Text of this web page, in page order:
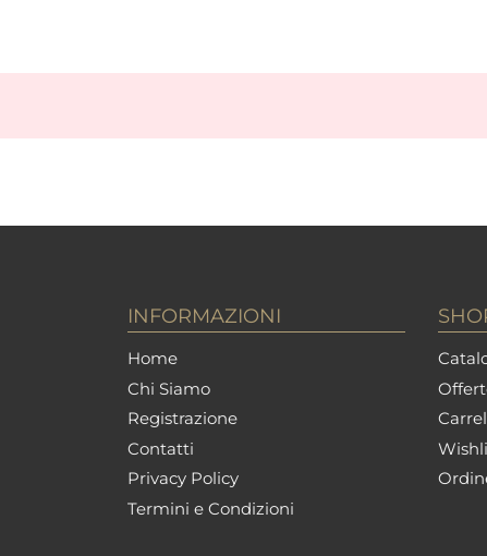
INFORMAZIONI
Home
Chi Siamo
Registrazione
Contatti
Privacy Policy
Termini e Condizioni